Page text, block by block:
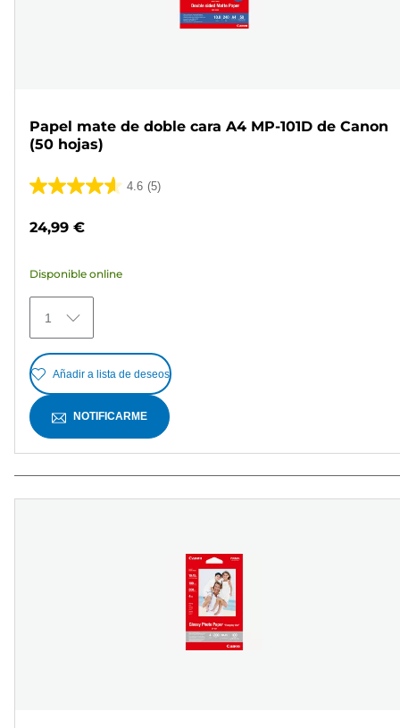
Papel mate de doble cara A4 MP-101D de Canon
(50 hojas)
4.6 (5)
4.6
5
reseñas
24,99 €
Disponible online
1
Añadir a lista de deseos
NOTIFICARME